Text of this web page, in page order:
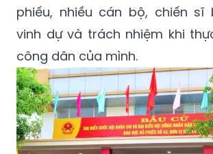
phiếu, nhiều cán bộ, chiến sĩ
vinh dự và trách nhiệm khi
công dân của mình.